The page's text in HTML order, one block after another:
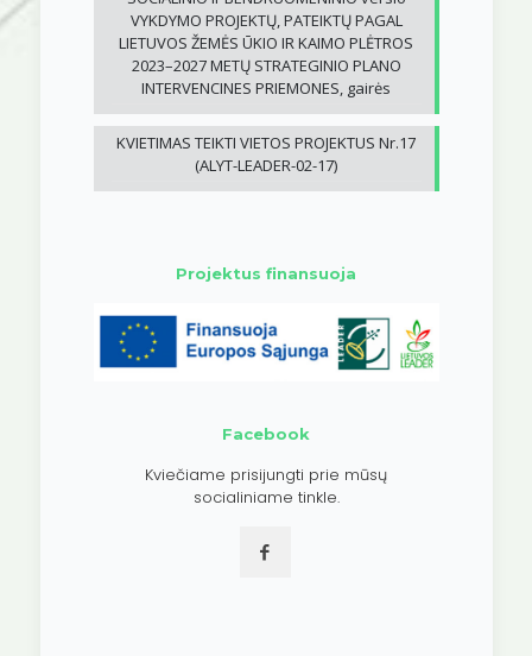
VYKDYMO PROJEKTŲ, PATEIKTŲ PAGAL
LIETUVOS ŽEMĖS ŪKIO IR KAIMO PLĖTROS
2023–2027 METŲ STRATEGINIO PLANO
INTERVENCINES PRIEMONES, gairės
KVIETIMAS TEIKTI VIETOS PROJEKTUS Nr.17
(ALYT-LEADER-02-17)
Projektus finansuoja
Facebook
Kviečiame prisijungti prie mūsų
socialiniame tinkle.